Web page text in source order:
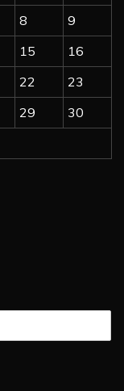
8
9
15
16
22
23
29
30